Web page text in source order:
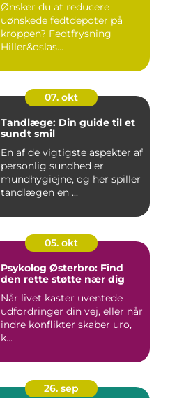
Ønsker du at reducere
uønskede fedtdepoter på
kroppen? Fedtfrysning
Hiller&oslas...
07. okt
Tandlæge: Din guide til et
sundt smil
En af de vigtigste aspekter af
personlig sundhed er
mundhygiejne, og her spiller
tandlægen en ...
05. okt
Psykolog Østerbro: Find
den rette støtte nær dig
Når livet kaster uventede
udfordringer din vej, eller når
indre konflikter skaber uro,
k...
26. sep